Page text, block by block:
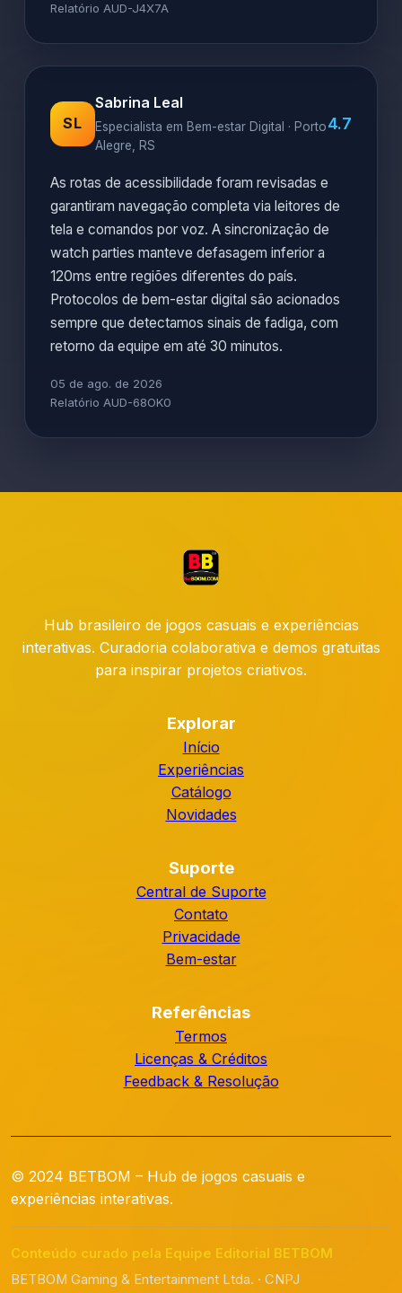
Relatório AUD-J4X7A
SL
Sabrina Leal
Especialista em Bem-estar Digital · Porto
Alegre, RS
4.7
As rotas de acessibilidade foram revisadas e
garantiram navegação completa via leitores de
tela e comandos por voz. A sincronização de
watch parties manteve defasagem inferior a
120ms entre regiões diferentes do país.
Protocolos de bem-estar digital são acionados
sempre que detectamos sinais de fadiga, com
retorno da equipe em até 30 minutos.
05 de ago. de 2026
Relatório AUD-68OK0
Hub brasileiro de jogos casuais e experiências
interativas. Curadoria colaborativa e demos gratuitas
para inspirar projetos criativos.
Explorar
Início
Experiências
Catálogo
Novidades
Suporte
Central de Suporte
Contato
Privacidade
Bem-estar
Referências
Termos
Licenças & Créditos
Feedback & Resolução
© 2024 BETBOM – Hub de jogos casuais e
experiências interativas.
Conteúdo curado pela Equipe Editorial BETBOM
BETBOM Gaming & Entertainment Ltda. · CNPJ